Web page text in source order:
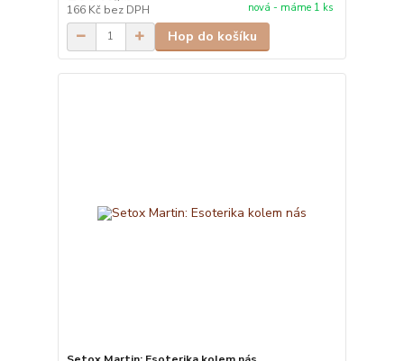
166 Kč bez DPH nová - máme 1 ks
Hop do košíku